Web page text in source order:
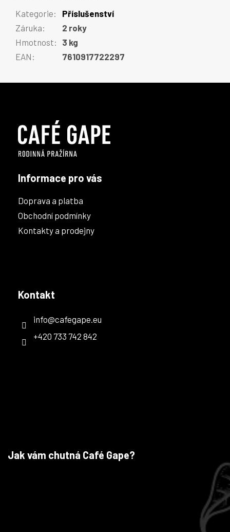
Kategorie:
Příslušenství
Záruka:
2 roky
Hmotnost:
3 kg
EAN : 7610917722297
Informace pro vás
Doprava a platba
Obchodní podmínky
Kontakty a prodejny
Kontakt
info@cafegape.eu
+420 733 742 842
Jak vám chutná Café Gape?